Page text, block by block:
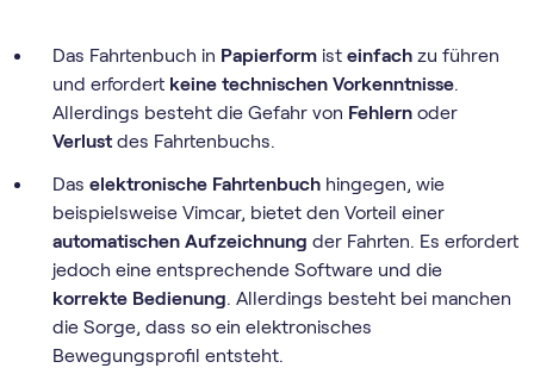
Das Fahrtenbuch in Papierform ist einfach zu führen
und erfordert keine technischen Vorkenntnisse.
Allerdings besteht die Gefahr von Fehlern oder
Verlust des Fahrtenbuchs.
Das elektronische Fahrtenbuch hingegen, wie
beispielsweise Vimcar, bietet den Vorteil einer
automatischen Aufzeichnung der Fahrten. Es erfordert
jedoch eine entsprechende Software und die
korrekte Bedienung. Allerdings besteht bei manchen
die Sorge, dass so ein elektronisches
Bewegungsprofil entsteht.